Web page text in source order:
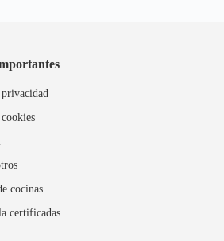
cocinas
certificadas